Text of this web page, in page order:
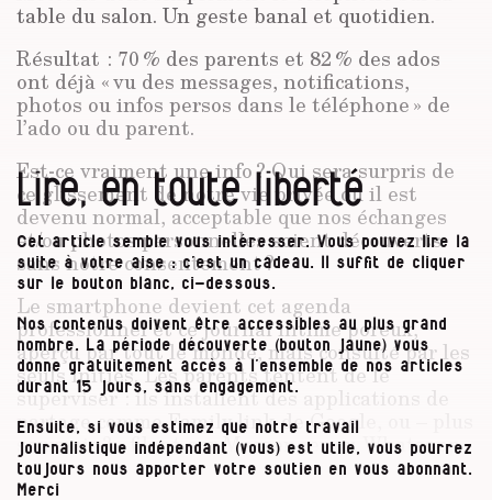
table du salon. Un geste banal et quotidien.
Résultat : 70 % des parents et 82 % des ados
ont déjà « vu des messages, notifications,
photos ou infos persos dans le téléphone » de
l’ado ou du parent.
Est-ce vraiment une info ? Qui sera surpris de
ce glissement de notre vie privée où il est
devenu normal, acceptable que nos échanges
et/ou photos personnelles soient découverts
sans notre consentement ?
Le smartphone devient cet agenda
professionnel et ce journal intime poreux,
aperçu par tout le monde, mais consulté par les
seuls initiés. Les parents tentent de le
superviser : ils installent des applications de
partage comme Family link de Google, ou – plus
sournois ? - filent sur Messenger ou Whatsapp
vérifier si le message est « vu » ou si le gamin
est « en ligne ».
Lire, en toute liberté
Cet article semble vous intéresser. Vous pouvez lire la
suite à votre aise : c’est un cadeau. Il suffit de cliquer
sur le bouton blanc, ci-dessous.
Nos contenus doivent être accessibles au plus grand
nombre. La période découverte (bouton jaune) vous
donne gratuitement accès à l’ensemble de nos articles
durant 15 jours, sans engagement.
Ensuite, si vous estimez que notre travail
journalistique indépendant (vous) est utile, vous pourrez
toujours nous apporter votre soutien en vous abonnant.
Merci